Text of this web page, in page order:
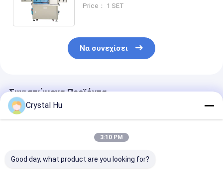
βιομηχανικό καθαρισμό
Price： 1 SET
Να συνεχίσει
Συνιστώμενα Προϊόντα
Crystal Hu
3:10 PM
Good day, what product are you looking for?